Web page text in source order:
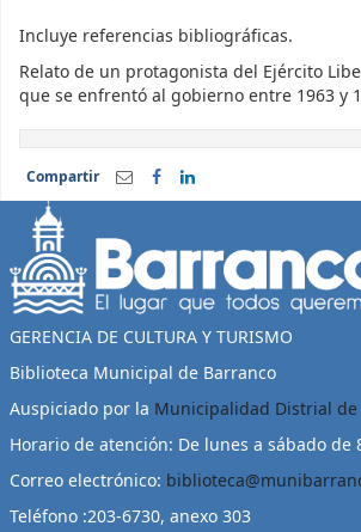
Incluye referencias bibliográficas.
Relato de un protagonista del Ejército
que se enfrentó al gobierno entre 1963 y
Compartir
GERENCIA DE CULTURA Y TURISMO
Biblioteca Municipal de Barranco
Auspiciado por la Municipalidad Distrial
Horario de atención: De lunes a sábado de
Correo electrónico:
Teléfono :203-6730, anexo 303